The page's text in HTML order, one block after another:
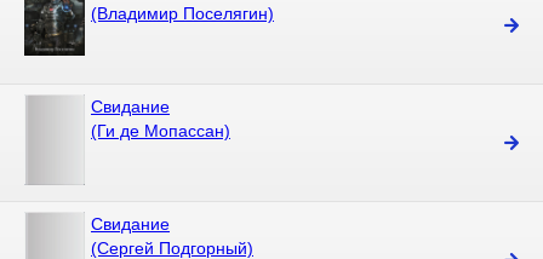
(Владимир Поселягин)
Свидание
(Ги де Мопассан)
Свидание
(Сергей Подгорный)